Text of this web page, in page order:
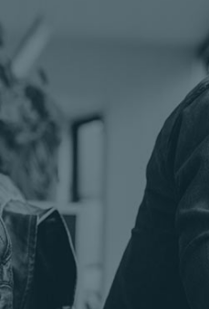
Microsoft Gold